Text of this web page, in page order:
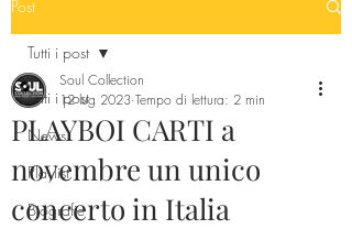
Post
Tutti i post
News
Playlist
Biografie
Tutti i post
PLAYBOI CARTI a
novembre un unico
concerto in Italia
Soul Collection
12 lug 2023 Tempo di lettura: 2 min